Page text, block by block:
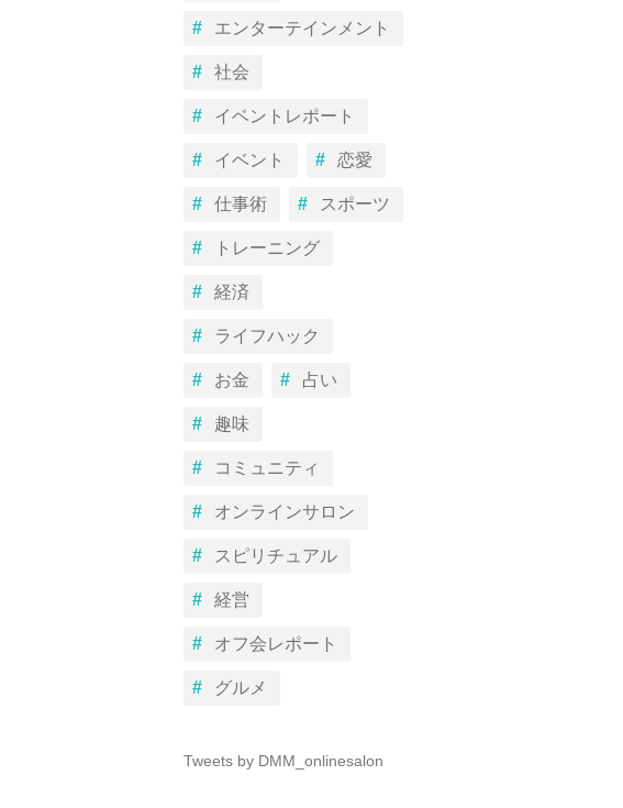
エンターテインメント
社会
イベントレポート
イベント 恋愛
仕事術 スポーツ
トレーニング
経済
ライフハック
お金 占い
趣味
コミュニティ
オンラインサロン
スピリチュアル
経営
オフ会レポート
グルメ
Tweets by DMM_onlinesalon